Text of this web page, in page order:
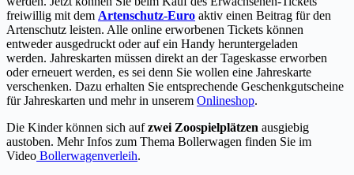
freiwillig mit dem Artenschutz-Euro aktiv einen Beitrag für den
Artenschutz leisten. Alle online erworbenen Tickets können
entweder ausgedruckt oder auf ein Handy heruntergeladen
werden. Jahreskarten müssen direkt an der Tageskasse erworben
oder erneuert werden, es sei denn Sie wollen eine Jahreskarte
verschenken. Dazu erhalten Sie entsprechende Geschenkgutscheine
für Jahreskarten und mehr in unserem Onlineshop.
Die Kinder können sich aufzwei Zoospielplätzen ausgiebig
austoben. Mehr Infos zum Thema Bollerwagen finden Sie im
Video Bollerwagenverleih.